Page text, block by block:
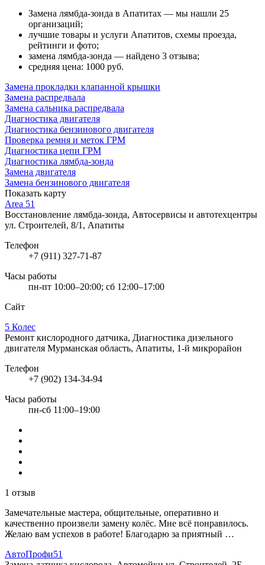
Замена лямбда-зонда в Апатитах — мы нашли 25
организаций;
лучшие товары и услуги Апатитов, схемы проезда,
рейтинги и фото;
замена лямбда-зонда — найдено 3 отзыва;
cредняя цена: 1000 руб.
Замена прокладки клапанной крышки
Замена распредвала
Замена сальника распредвала
Диагностика двигателя
Диагностика бензинового двигателя
Проверка ремня и меток ГРМ
Диагностика цепи ГРМ
Диагностика лямбда-зонда
Замена двигателя
Замена бензинового двигателя
Показать карту
Area 51
Восстановление лямбда-зонда, Автосервисы и автотехцентры
ул. Строителей, 8/1, Апатиты
Телефон
+7 (911) 327-71-87
Часы работы
пн-пт 10:00–20:00; сб 12:00–17:00
Сайт
5 Колес
Ремонт кислородного датчика, Диагностика дизельного
двигателя Мурманская область, Апатиты, 1-й микрорайон
Телефон
+7 (902) 134-34-94
Часы работы
пн-сб 11:00–19:00
1 отзыв
Замечательные мастера, общительные, оперативно и
качественно произвели замену колёс. Мне всё понравилось.
Желаю вам успехов в работе! Благодарю за приятный …
АвтоПрофи51